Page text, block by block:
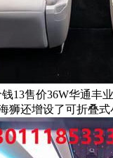
13售价36W华通丰
还增设了可折叠